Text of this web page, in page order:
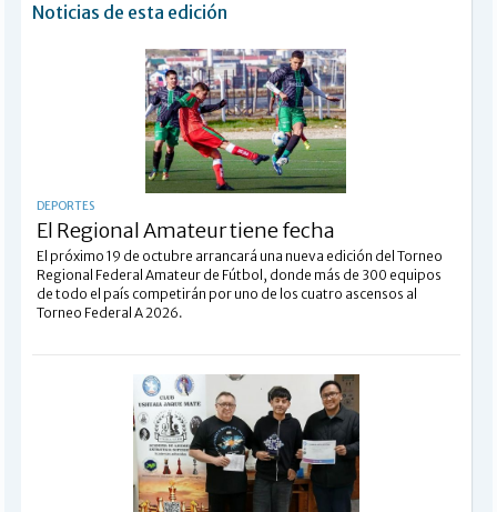
Noticias de esta edición
DEPORTES
El Regional Amateur tiene fecha
El próximo 19 de octubre arrancará una nueva edición del Torneo
Regional Federal Amateur de Fútbol, donde más de 300 equipos
de todo el país competirán por uno de los cuatro ascensos al
Torneo Federal A 2026.